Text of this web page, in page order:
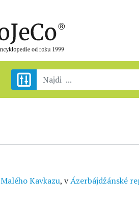
Malého Kavkazu, vÁzerbájdžánské